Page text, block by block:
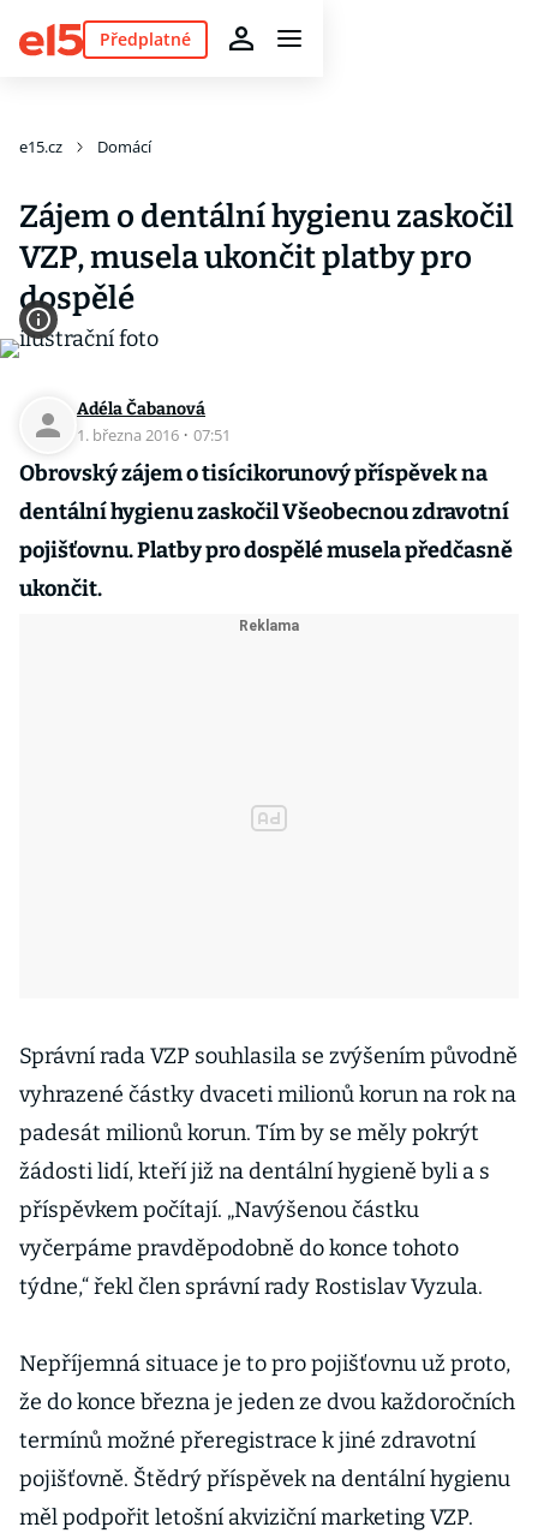
Předplatné
e15.cz Domácí
Zájem o dentální hygienu zaskočil
VZP, musela ukončit platby pro
dospělé
Adéla Čabanová
1. března 2016 · 07:51
Obrovský zájem o tisícikorunový příspěvek na
dentální hygienu zaskočil Všeobecnou zdravotní
pojišťovnu. Platby pro dospělé musela předčasně
ukončit.
Správní rada VZP souhlasila se zvýšením původně
vyhrazené částky dvaceti milionů korun na rok na
padesát milionů korun. Tím by se měly pokrýt
žádosti lidí, kteří již na dentální hygieně byli a s
příspěvkem počítají. „Navýšenou částku
vyčerpáme pravděpodobně do konce tohoto
týdne,“ řekl člen správní rady Rostislav Vyzula.
Nepříjemná situace je to pro pojišťovnu už proto,
že do konce března je jeden ze dvou každoročních
termínů možné přeregistrace k jiné zdravotní
pojišťovně. Štědrý příspěvek na dentální hygienu
měl podpořit letošní akviziční marketing VZP.